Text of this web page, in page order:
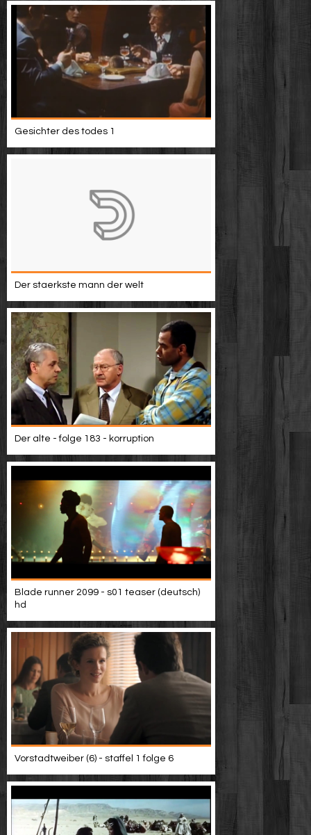
Gesichter des todes 1
Der staerkste mann der welt
Der alte - folge 183 - korruption
Blade runner 2099 - s01 teaser (deutsch)
hd
Vorstadtweiber (6) - staffel 1 folge 6